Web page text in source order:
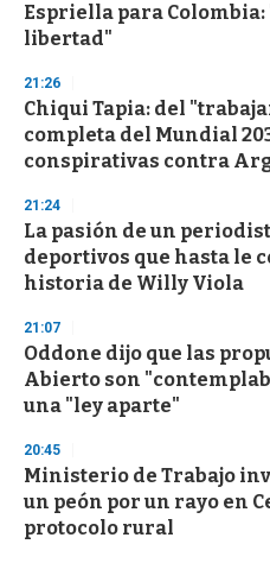
Espriella para
libertad"
21:26
Chiqui Tapia: del
completa del Mundial
conspirativas contra
21:24
La pasión de un
deportivos que hasta le
historia de Willy Viola
21:07
Oddone dijo que las
Abierto son
una "ley aparte"
20:45
Ministerio de Trabajo
un peón por un rayo en
protocolo rural